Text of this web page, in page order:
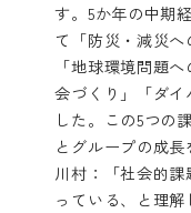
す。5か年の中期
て「防災・減災へ
「地球環境問題
会づくり」「ダ
した。この5つの
とグループの成長
川村：「社会的
っている、と理解